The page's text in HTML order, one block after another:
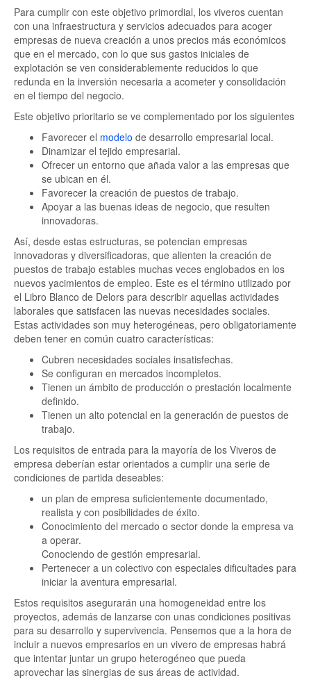
Para cumplir con este objetivo primordial, los viveros cuentan
con una infraestructura y servicios adecuados para acoger
empresas de nueva creación a unos precios más económicos
que en el mercado, con lo que sus gastos iniciales de
explotación se ven considerablemente reducidos lo que
redunda en la inversión necesaria a acometer y consolidación
en el tiempo del negocio.
Este objetivo prioritario se ve complementado por los siguientes
Favorecer el modelo de desarrollo empresarial local.
Dinamizar el tejido empresarial.
Ofrecer un entorno que añada valor a las empresas que
se ubican en él.
Favorecer la creación de puestos de trabajo.
Apoyar a las buenas ideas de negocio, que resulten
innovadoras.
Así, desde estas estructuras, se potencian empresas
innovadoras y diversificadoras, que alienten la creación de
puestos de trabajo estables muchas veces englobados en los
nuevos yacimientos de empleo. Este es el término utilizado por
el Libro Blanco de Delors para describir aquellas actividades
laborales que satisfacen las nuevas necesidades sociales.
Estas actividades son muy heterogéneas, pero obligatoriamente
deben tener en común cuatro características:
Cubren necesidades sociales insatisfechas.
Se configuran en mercados incompletos.
Tienen un ámbito de producción o prestación localmente
definido.
Tienen un alto potencial en la generación de puestos de
trabajo.
Los requisitos de entrada para la mayoría de los Viveros de
empresa deberían estar orientados a cumplir una serie de
condiciones de partida deseables:
un plan de empresa suficientemente documentado,
realista y con posibilidades de éxito.
Conocimiento del mercado o sector donde la empresa va
a operar.
Conociendo de gestión empresarial.
Pertenecer a un colectivo con especiales dificultades para
iniciar la aventura empresarial.
Estos requisitos asegurarán una homogeneidad entre los
proyectos, además de lanzarse con unas condiciones positivas
para su desarrollo y supervivencia. Pensemos que a la hora de
incluir a nuevos empresarios en un vivero de empresas habrá
que intentar juntar un grupo heterogéneo que pueda
aprovechar las sinergias de sus áreas de actividad.